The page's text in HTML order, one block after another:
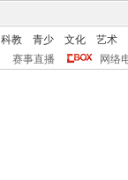
科教 青少 文化
艺术
赛事直播 网络